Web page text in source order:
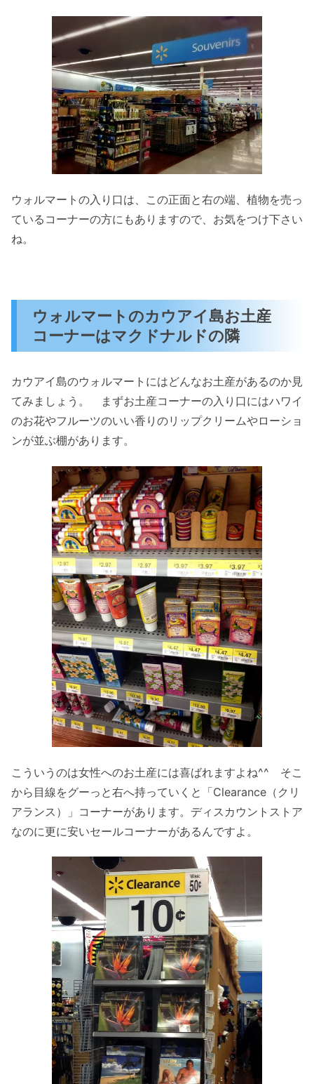
ウォルマートの入り口は、この正面と右の端、植物を売っ
ているコーナーの方にもありますので、お気をつけ下さい
ね。
ウォルマートのカウアイ島お土産
コーナーはマクドナルドの隣
カウアイ島のウォルマートにはどんなお土産があるのか見
てみましょう。 まずお土産コーナーの入り口にはハワイ
のお花やフルーツのいい香りのリップクリームやローショ
ンが並ぶ棚があります。
こういうのは女性へのお土産には喜ばれますよね^^ そこ
から目線をグーっと右へ持っていくと「Clearance（クリ
アランス）」コーナーがあります。ディスカウントストア
なのに更に安いセールコーナーがあるんですよ。